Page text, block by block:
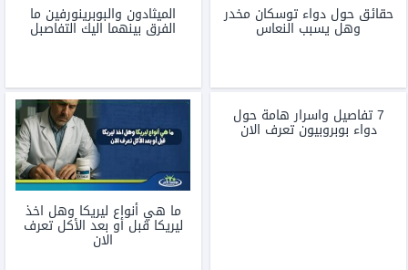
حقائق حول دواء توسكان مخدر
وهل يسبب النعاس
الميثادون والبوبرينورفين ما
الفرق بينهما اليك التفاصبل
7 تفاصيل واسرار هامة حول
دواء بوبروبيون تعرف الان
ما هي أنواع ليريكا وهل اخذ
ليريكا قبل أو بعد الأكل تعرف
الان